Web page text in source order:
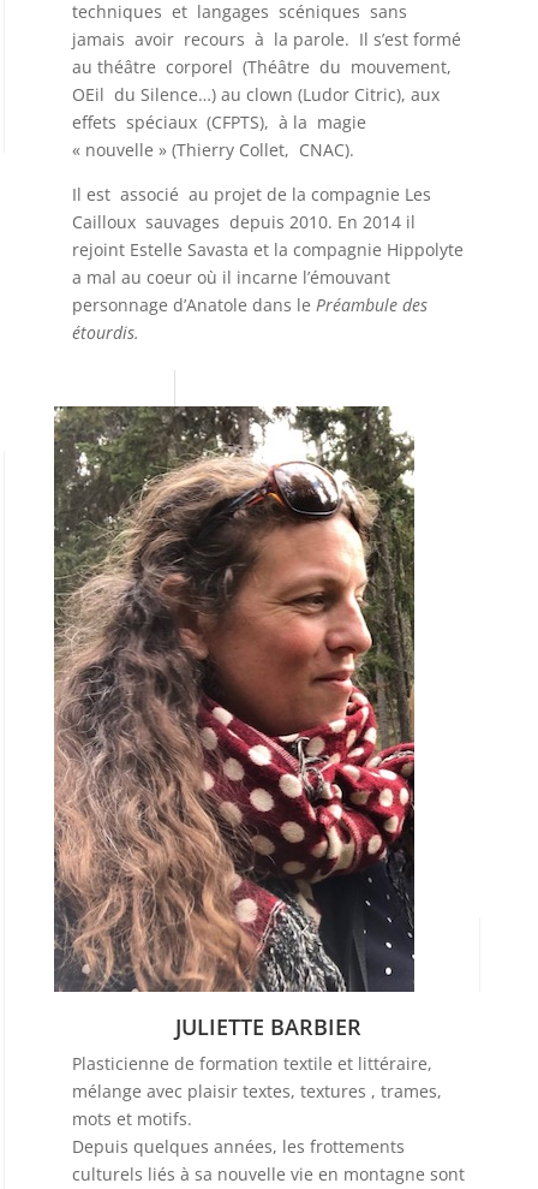
techniques et langages scéniques sans
jamais avoir recours à la parole. Il s’est formé
au théâtre corporel (Théâtre du mouvement,
OEil du Silence…) au clown (Ludor Citric), aux
effets spéciaux (CFPTS), à la magie
« nouvelle » (Thierry Collet, CNAC).
Il est associé au projet de la compagnie Les
Cailloux sauvages depuis 2010. En 2014 il
rejoint Estelle Savasta et la compagnie Hippolyte
a mal au coeur où il incarne l’émouvant
personnage d’Anatole dans le Préambule des
étourdis.
JULIETTE BARBIER
Plasticienne de formation textile et littéraire,
mélange avec plaisir textes, textures , trames,
mots et motifs.
Depuis quelques années, les frottements
culturels liés à sa nouvelle vie en montagne sont